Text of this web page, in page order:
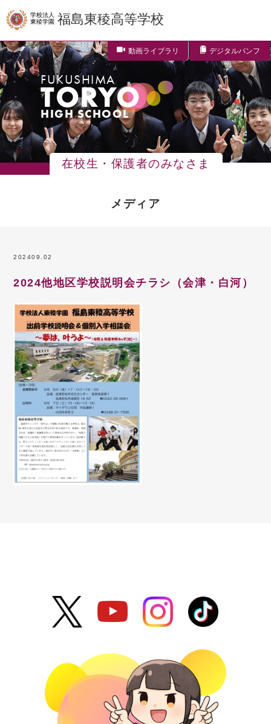
学校法人
東稜学園 福島東稜高等学校
動画ライブラリ デジタルパンフ
FUKUSHIMA
TORYO
HIGH SCHOOL
在校生・保護者のみなさま
メディア
202409.02
2024他地区学校説明会チラシ（会津・白河）